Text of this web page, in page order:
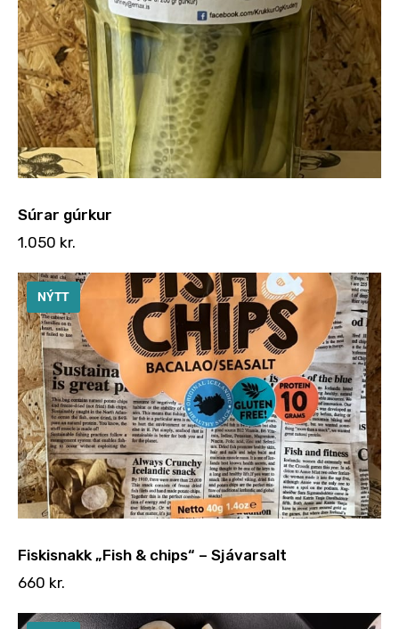
Súrar gúrkur
1.050 kr.
NÝTT
Fiskisnakk „Fish & chips“ – Sjávarsalt
660 kr.